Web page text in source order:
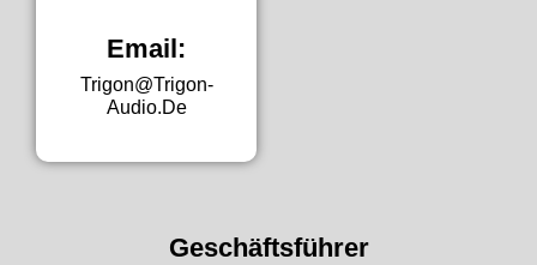
Email:
Trigon@trigon-
Audio.de
Geschäftsführer